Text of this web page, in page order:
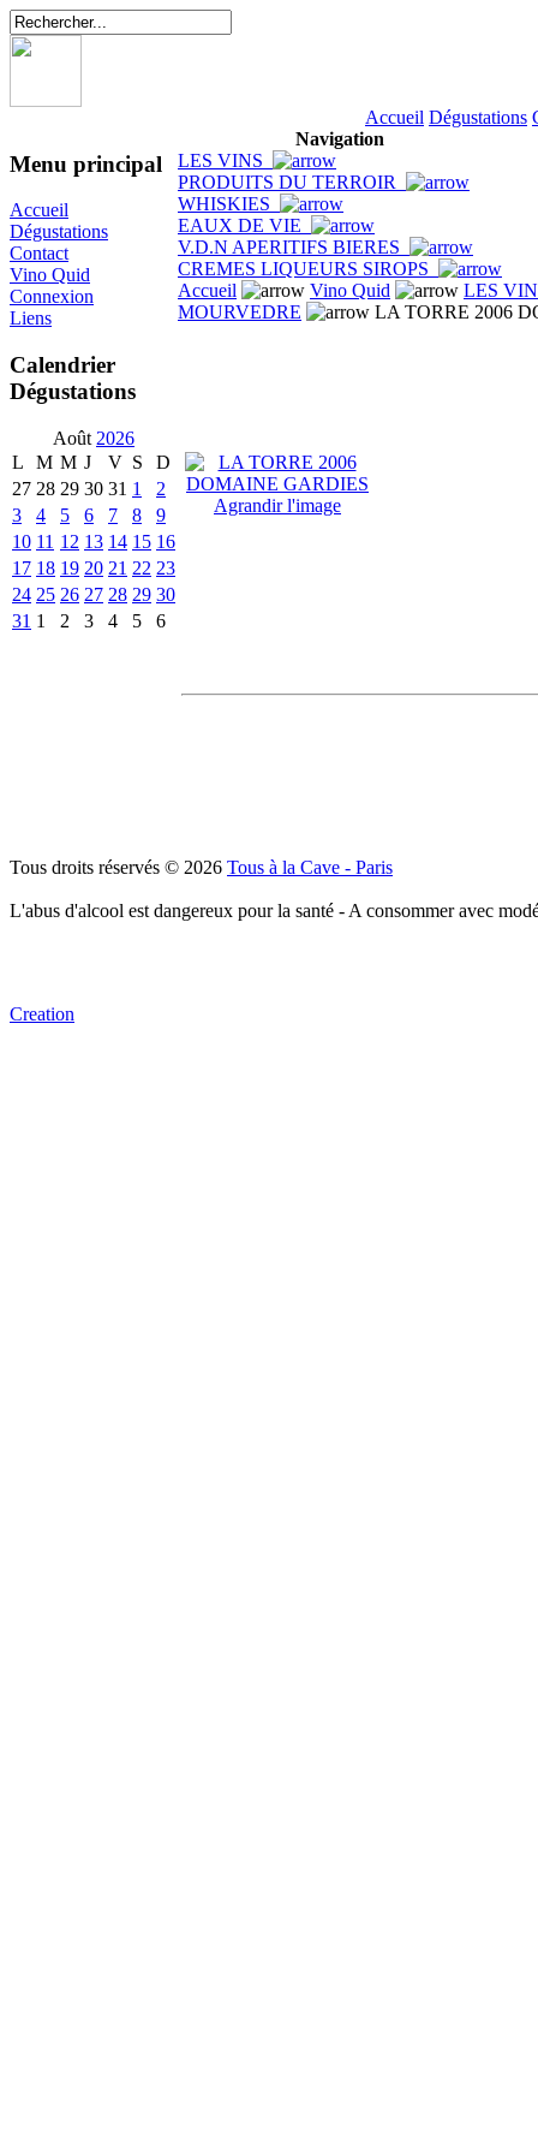
Accueil Dégustations
Menu principal
Accueil
Dégustations
Contact
Vino Quid
Connexion
Liens
Calendrier
Dégustations
Août 2026
L
M M J V S
D
27 28 29 30 31 1
2
3
4 5 6 7 8
9
10 11 12 13 14 15 16
17 18 19 20 21 22 23
24 25 26 27 28 29 30
31 1 2 3 4 5 6
Navigation
LES VINS
PRODUITS DU TERROIR
WHISKIES
EAUX DE VIE
V.D.N APERITIFS BIERES
CREMES LIQUEURS SIROPS
Accueil
Vino Quid
LES
MOURVEDRE
LA TORRE 2006
Agrandir l'image
Tous droits réservés © 2026 Tous à la Cave - Paris
L'abus d'alcool est dangereux pour la santé - A consommer avec
Creation